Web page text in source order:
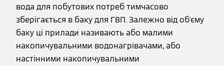
вода для побутових потреб тимчасово
зберігається в баку для ГВП. Залежно від об'єму
баку ці прилади називають або малими
накопичувальними водонагрівачами, або
настінними накопичувальними